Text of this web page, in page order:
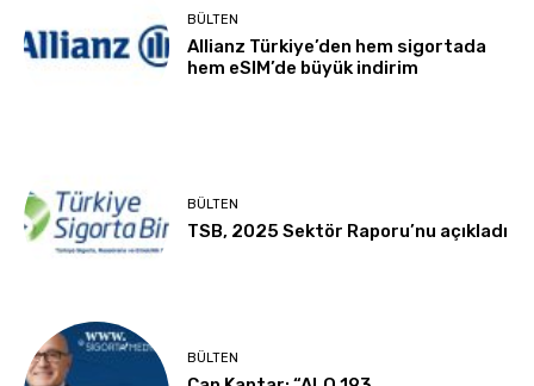
BÜLTEN
Allianz Türkiye’den hem sigortada
hem eSIM’de büyük indirim
BÜLTEN
TSB, 2025 Sektör Raporu’nu açıkladı
BÜLTEN